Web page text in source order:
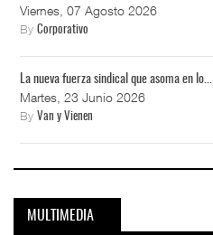
Viernes, 07 Agosto 2026
By Corporativo
La nueva fuerza sindical que asoma en lo...
Martes, 23 Junio 2026
By Van y Vienen
MULTIMEDIA